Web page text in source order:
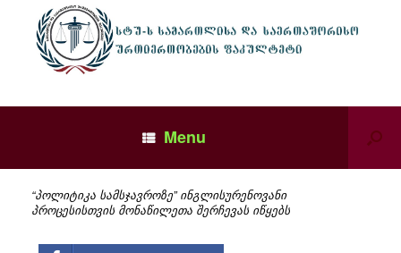
Menu
“პოლიტიკა სამსჯავროზე” ინგლისურენოვანი
პროცესისთვის მონაწილეთა შერჩევას იწყებს